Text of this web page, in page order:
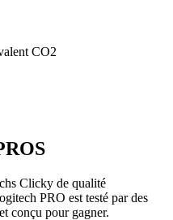
CO2
Clicky de qualité
PRO est testé par des
conçu pour gagner.